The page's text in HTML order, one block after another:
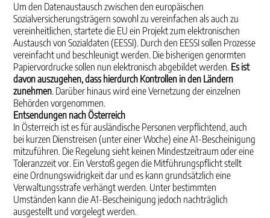
Um den Datenaustausch zwischen den europäischen
Sozialversicherungsträgern sowohl zu vereinfachen als auch zu
vereinheitlichen, startete die EU ein Projekt zum elektronischen
Austausch von Sozialdaten (EESSI). Durch den EESSI sollen Prozesse
vereinfacht und beschleunigt werden. Die bisherigen genormten
Papiervordrucke sollen nun elektronisch abgebildet werden. Es ist
davon auszugehen, dass hierdurch Kontrollen in den Ländern
zunehmen. Darüber hinaus wird eine Vernetzung der einzelnen
Behörden vorgenommen.
Entsendungen nach Österreich
In Österreich ist es für ausländische Personen verpflichtend, auch
bei kurzen Dienstreisen (unter einer Woche) eine A1-Bescheinigung
mitzuführen. Die Regelung sieht keinen Mindestzeitraum oder eine
Toleranzzeit vor. Ein Verstoß gegen die Mitführungspflicht stellt
eine Ordnungswidrigkeit dar und es kann grundsätzlich eine
Verwaltungsstrafe verhängt werden. Unter bestimmten
Umständen kann die A1-Bescheinigung jedoch nachträglich
ausgestellt und vorgelegt werden.